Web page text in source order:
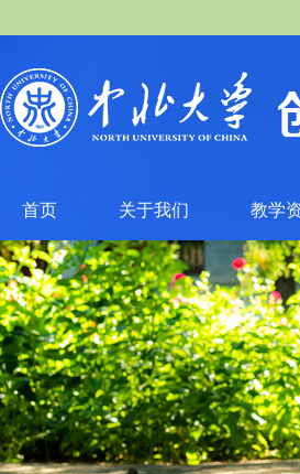
首页 关于我们 教学